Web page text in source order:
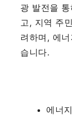
광 발전을
고, 지역 주
려하며, 에
습니다.
에너